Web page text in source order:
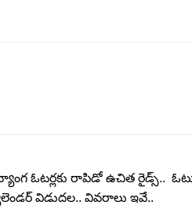
ఓటర్లకు రాపిడో ఉచిత రైడ్స్..
విడుదల.. వివరాలు ఇవే..